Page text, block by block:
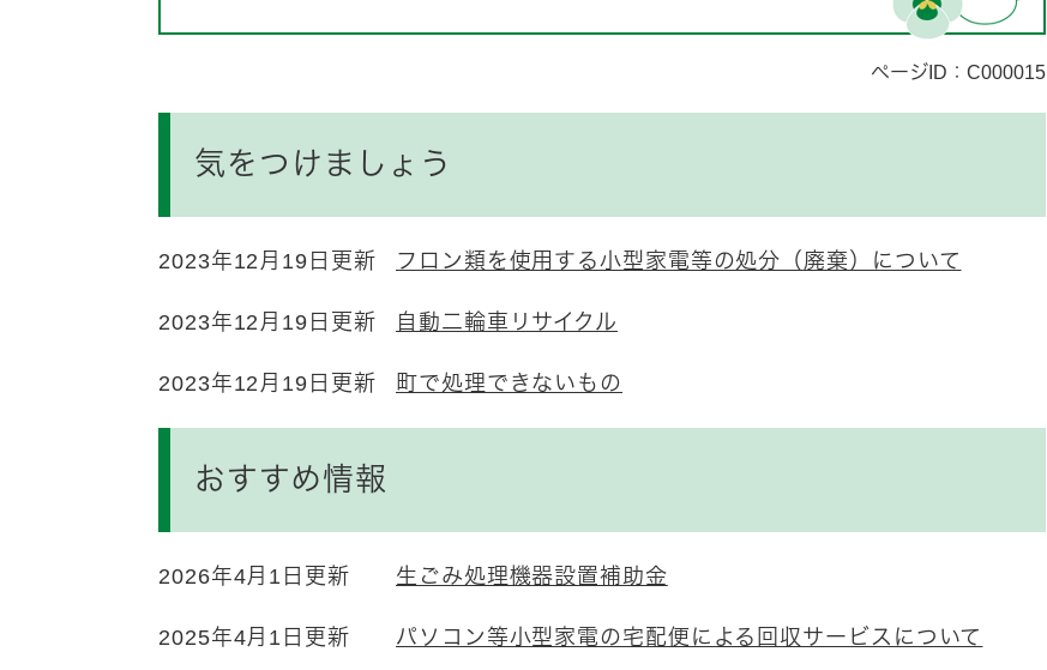
ページID：C000015
気をつけましょう
2023年12月19日更新 フロン類を使用する小型家電等の処分（廃棄）について
2023年12月19日更新 自動二輪車リサイクル
2023年12月19日更新 町で処理できないもの
おすすめ情報
2026年4月1日更新 生ごみ処理機器設置補助金
2025年4月1日更新 パソコン等小型家電の宅配便による回収サービスについて